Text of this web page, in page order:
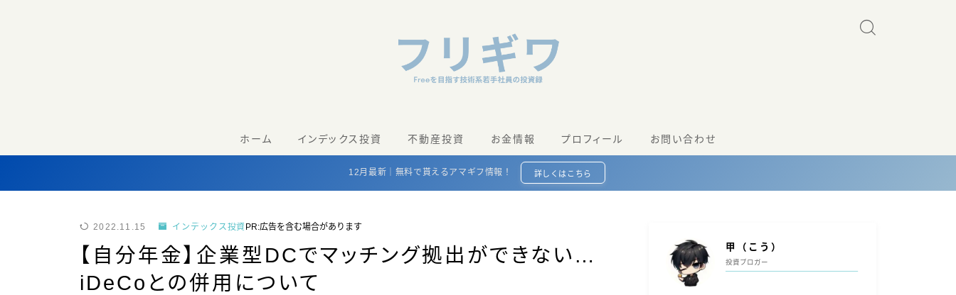
ホーム インデックス投資 不動産投資 お金情報 プロフィール お問い合わせ
12月最新｜無料で貰えるアマギフ情報！ 詳しくはこちら
2022.11.15 インデックス投資 PR:広告を含む場合があります
【自分年金】企業型DCでマッチング拠出ができない…
iDeCoとの併用について
甲（こう）
投資ブロガー